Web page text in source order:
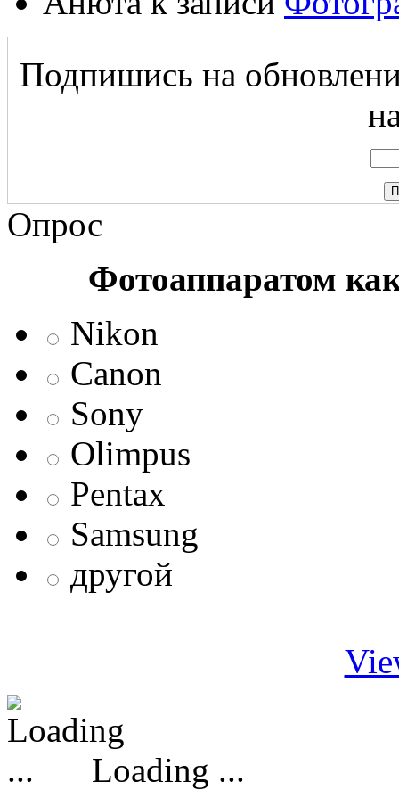
Подпишись на
Опрос
Фотоаппаратом
Nikon
Canon
Sony
Olimpus
Pentax
Samsung
другой
Loading ...